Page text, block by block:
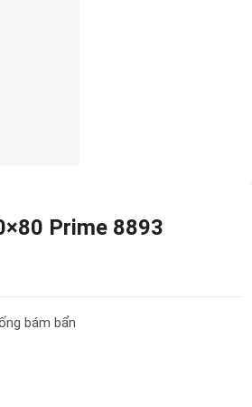
Prime 8893
bám bẩn